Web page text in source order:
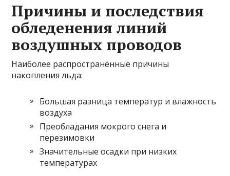
Причины и последствия
обледенения линий
воздушных проводов
Наиболее распространённые причины
накопления льда:
Большая разница температур и влажность
воздуха
Преобладания мокрого снега и
перезимовки
Значительные осадки при низких
температурах